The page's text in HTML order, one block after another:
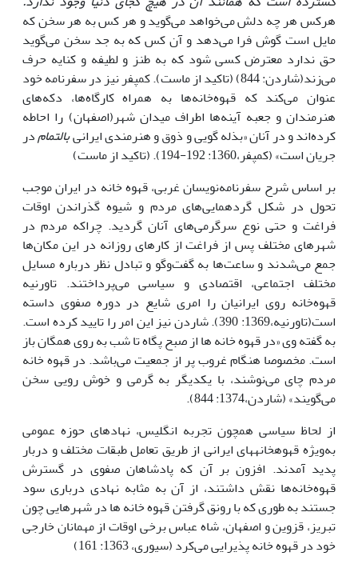
هرکس هر چه دلش می‌خواهد می‌گوید و هر کس به هر سخن که
مایل است گوش فرا می‌دهد و آن کس که به جد سخن می‌گوید
حق ندارد معترض کسی شود که به طنز و لطیفه و کنایه حرف
می‌زند(شاردن: 844) (تاکید از ماست). کمپفر نیز در سفرنامه خود
عنوان می‌کند که قهوه‌خانه‌ها به همراه کارگاه‌ها، دکه‌های
هنرمندان و جعبه آینه‌ها اطراف میدان شهر(اصفهان) را احاطه
کرده‌اند و در آنان «بذله گویی و ذوق و هنرمندی ایرانیبالتمامدر
جریان است» (کمپفر،1360: 192-194). (تاکید از ماست)
بر اساس شرح سفرنامه‌نویسان غربی، قهوه خانه در ایران موجب
تحول در شکل گردهمایی‌های مردم و شیوه گذراندن اوقات
فراغت و حتی نوع سرگرمی‌های آنان گردید. چراکه مردم در
شهرهای مختلف پس از فراغت از کارهای روزانه در این مکان‌ها
جمع می‌شدند و ساعت‌ها به گفت‌وگو و تبادل نظر درباره مسایل
مختلف اجتماعی، اقتصادی و سیاسی می‌پرداختند. تاورنیه
قهوه‌خانه روی ایرانیان را امری شایع در دوره صفوی داسته
است(تاورنیه،1369: 390). شاردن نیز این امر را تایید کرده است.
به گفته وی «در قهوه خانه ها از صبح پگاه تا شب به روی همگان باز
است. مخصوصا هنگام غروب پر از جمعیت می‌باشد. در قهوه خانه
مردم چای می‌نوشند، با یکدیگر به گرمی و خوش رویی سخن
می‌گویند» (شاردن،1374: 844).
از لحاظ سیاسی همچون تجربه انگلیس، نهادهای حوزه عمومی
به‌ویژه قهوه­خانه­های ایرانی از طریق تعامل طبقات مختلف و دربار
پدید آمدند. افزون بر آن که پادشاهان صفوی در گسترش
قهوه‌خانه‌ها نقش داشتند، از آن به مثابه نهادی درباری سود
‌جستند به طوری که با رونق گرفتن قهوه خانه ها در شهرهایی چون
تبریز، قزوین و اصفهان، شاه عباس برخی اوقات از مهمانان خارجی
خود در قهوه خانه پذیرایی می‌کرد (سیوری، 1363: 161)